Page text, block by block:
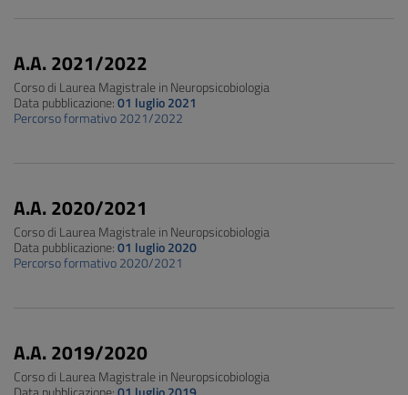
A.A. 2021/2022
Corso di Laurea Magistrale in Neuropsicobiologia
Data pubblicazione:01 luglio 2021
Percorso formativo 2021/2022
A.A. 2020/2021
Corso di Laurea Magistrale in Neuropsicobiologia
Data pubblicazione:01 luglio 2020
Percorso formativo 2020/2021
A.A. 2019/2020
Corso di Laurea Magistrale in Neuropsicobiologia